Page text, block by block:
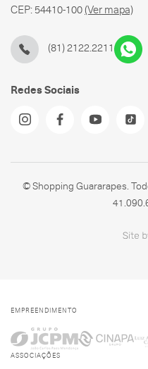
CEP: 54410-100(Ver mapa)
Redes Sociais
(81) 2122.2211
© Shopping Guararapes.
EMPREENDIMENTO
ASSOCIAÇÕES